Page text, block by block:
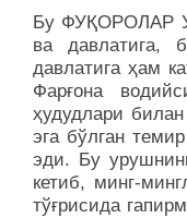
Бу ФУҚОРОЛАР
ва давлатига,
давлатига ҳам
Фарғона
ҳудудлари
эга бўлган
эди. Бу
кетиб, минг-
тўғрисида